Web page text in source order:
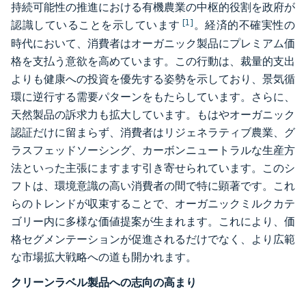
持続可能性の推進における有機農業の中枢的役割を政府が
認識していることを示しています[1]。経済的不確実性の
時代において、消費者はオーガニック製品にプレミアム価
格を支払う意欲を高めています。この行動は、裁量的支出
よりも健康への投資を優先する姿勢を示しており、景気循
環に逆行する需要パターンをもたらしています。さらに、
天然製品の訴求力も拡大しています。もはやオーガニック
認証だけに留まらず、消費者はリジェネラティブ農業、グ
ラスフェッドソーシング、カーボンニュートラルな生産方
法といった主張にますます引き寄せられています。このシ
フトは、環境意識の高い消費者の間で特に顕著です。これ
らのトレンドが収束することで、オーガニックミルクカテ
ゴリー内に多様な価値提案が生まれます。これにより、価
格セグメンテーションが促進されるだけでなく、より広範
な市場拡大戦略への道も開かれます。
クリーンラベル製品への志向の高まり